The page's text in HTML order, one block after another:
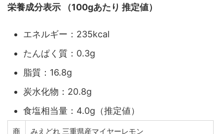
栄養成分表示 （100gあたり 推定値）
エネルギー：235kcal
たんぱく質：0.3g
脂質：16.8g
炭水化物：20.8g
食塩相当量：4.0g（推定値）
商
みえどれ 三重県産マイヤーレモン